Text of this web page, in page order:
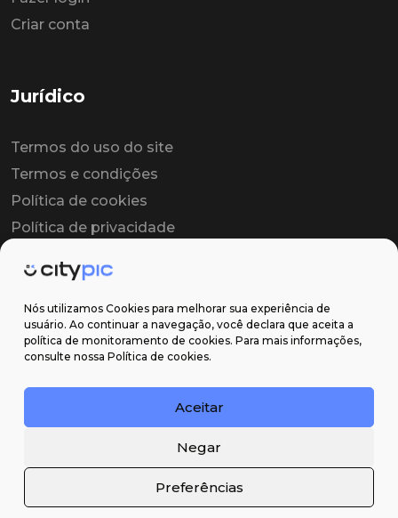
Nós utilizamos Cookies para melhorar sua experiência de
usuário. Ao continuar a navegação, você declara que aceita a
política de monitoramento de cookies. Para mais informações,
consulte nossa Política de cookies.
Aceitar
Negar
Preferências
Criar conta
Jurídico
Termos do uso do site
Termos e condições
Política de cookies
Política de privacidade
Contrato de licença
Suporte
Email: contato@citypic.com.br